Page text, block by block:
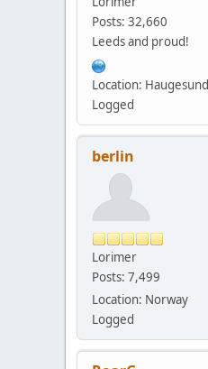
Posts: 32,660
Leeds and proud!
Location: Haugesund
Logged
berlin
Lorimer
Posts: 7,499
Location: Norway
Logged